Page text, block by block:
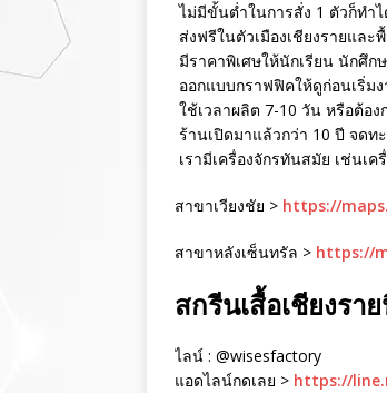
ไม่มีขั้นต่ำในการสั่ง 1 ตัวก็ทำ
ส่งฟรีในตัวเมืองเชียงรายและ
มีราคาพิเศษให้นักเรียน นักศึก
ออกแบบกราฟฟิคให้ดูก่อนเริ่ม
ใช้เวลาผลิต 7-10 วัน หรือต้อง
ร้านเปิดมาแล้วกว่า 10 ปี จด
เรามีเครื่องจักรทันสมัย เช่นเ
สาขาเวียงชัย > https://
สาขาหลังเซ็นทรัล > https://
สกรีนเสื้อเชียงรา
ไลน์ : @wisesfactory
แอดไลน์กดเลย > https://